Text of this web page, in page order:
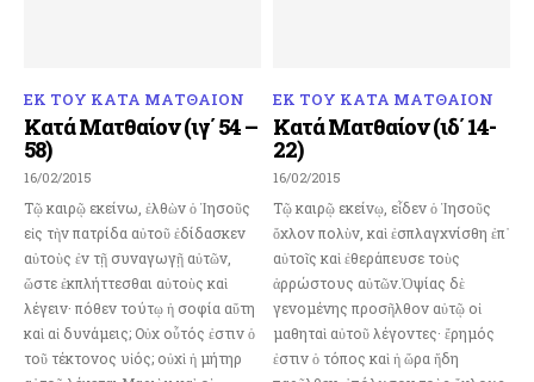
ΕΚ ΤΟΥ ΚΑΤΑ ΜΑΤΘΑΙΟΝ
Κατά Ματθαίον (ιγ΄ 54 –
58)
16/02/2015
Τῷ καιρῷ εκείνω, ἐλθὼν ὁ Ἰησοῦς
εἰς τὴν πατρίδα αὐτοῦ ἐδίδασκεν
αὐτοὺς ἐν τῇ συναγωγῇ αὐτῶν,
ὥστε ἐκπλήττεσθαι αὐτοὺς καὶ
λέγειν· πόθεν τούτῳ ἡ σοφία αὕτη
καὶ αἱ δυνάμεις; Οὐχ οὗτός ἐστιν ὁ
τοῦ τέκτονος υἱός; οὐχὶ ἡ μήτηρ
ΕΚ ΤΟΥ ΚΑΤΑ ΜΑΤΘΑΙΟΝ
Κατά Ματθαίον (ιδ΄ 14-
22)
16/02/2015
Τῷ καιρῷ εκείνῳ, εἶδεν ὁ Ἰησοῦς
ὄχλον πολὺν, καὶ ἐσπλαγχνίσθη ἐπ᾿
αὐτοῖς καὶ ἐθεράπευσε τοὺς
ἀρρώστους αὐτῶν.Ὀψίας δὲ
γενομένης προσῆλθον αὐτῷ οἱ
μαθηταὶ αὐτοῦ λέγοντες· ἔρημός
ἐστιν ὁ τόπος καὶ ἡ ὥρα ἤδη